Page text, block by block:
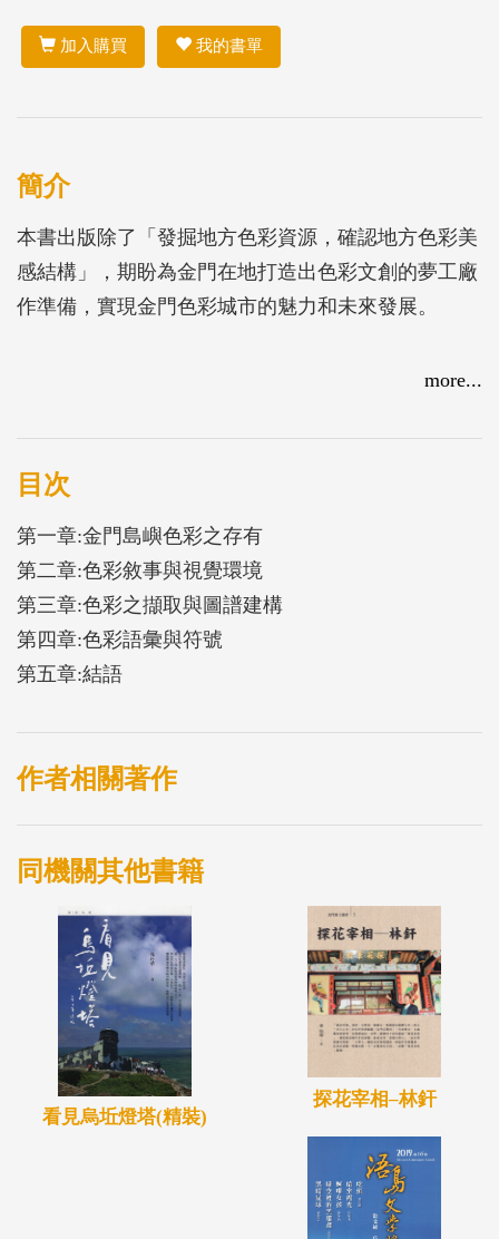
加入購買 我的書單
簡介
本書出版除了「發掘地方色彩資源，確認地方色彩美
感結構」，期盼為金門在地打造出色彩文創的夢工廠
作準備，實現金門色彩城市的魅力和未來發展。
more...
目次
第一章:金門島嶼色彩之存有
第二章:色彩敘事與視覺環境
第三章:色彩之擷取與圖譜建構
第四章:色彩語彙與符號
第五章:結語
作者相關著作
同機關其他書籍
看見烏坵燈塔(精裝)
探花宰相–林釬